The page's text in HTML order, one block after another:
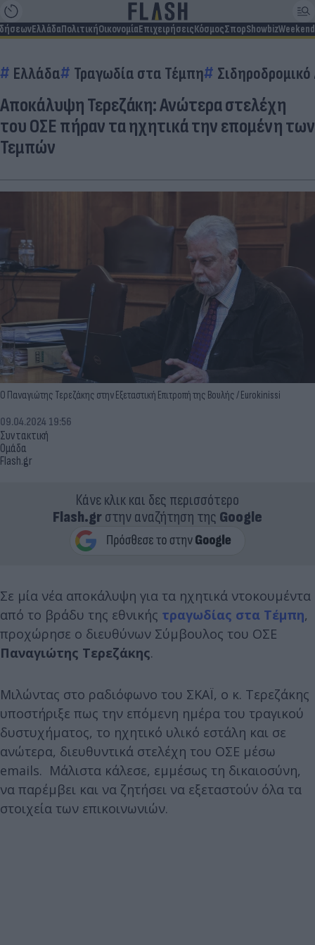
ΕλλάδαΠολιτικήΟικονομίαΕπιχειρήσειςΚόσμοςΣπορShowbizWeekend
Ελλάδα Τραγωδία στα Τέμπη
Αποκάλυψη Τερεζάκη: Ανώτερα στελέχη
του ΟΣΕ πήραν τα ηχητικά την επομένη των
Τεμπών
Ο Παναγιώτης Τερεζάκης στην Εξεταστική Επιτροπή της Βουλής / Eurokinissi
Συντακτική
Ομάδα
Flash.gr
09.04.2024 19:56
Κάνε κλικ και δες περισσότερο
Flash.grστην αναζήτηση της Google
Σε μία νέα αποκάλυψη για τα ηχητικά ντοκουμέντα
από το βράδυ της εθνικής τραγωδίας στα Τέμπη,
προχώρησε ο διευθύνων Σύμβουλος του ΟΣΕ
Παναγιώτης Τερεζάκης.
Μιλώντας στο ραδιόφωνο του ΣΚΑΪ, ο κ. Τερεζάκης
υποστήριξε πως την επόμενη ημέρα του τραγικού
δυστυχήματος, το ηχητικό υλικό εστάλη και σε
ανώτερα, διευθυντικά στελέχη του ΟΣΕ μέσω
emails. Μάλιστα κάλεσε, εμμέσως τη δικαιοσύνη,
να παρέμβει και να ζητήσει να εξεταστούν όλα τα
στοιχεία των επικοινωνιών.